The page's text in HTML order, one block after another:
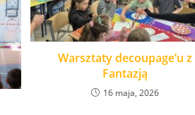
Warsztaty decoupage’u z
Fantazją
16 maja, 2026